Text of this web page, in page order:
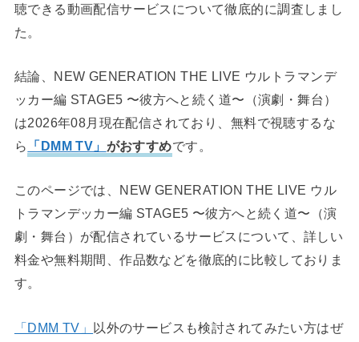
聴できる動画配信サービスについて徹底的に調査しまし
た。
結論、NEW GENERATION THE LIVE ウルトラマンデ
ッカー編 STAGE5 〜彼方へと続く道〜（演劇・舞台）
は2026年08月現在配信されており、無料で視聴するな
ら
「DMM TV」 がおすすめです。
このページでは、NEW GENERATION THE LIVE ウル
トラマンデッカー編 STAGE5 〜彼方へと続く道〜（演
劇・舞台）が配信されているサービスについて、詳しい
料金や無料期間、作品数などを徹底的に比較しておりま
す。
「DMM TV」 以外のサービスも検討されてみたい方はぜ